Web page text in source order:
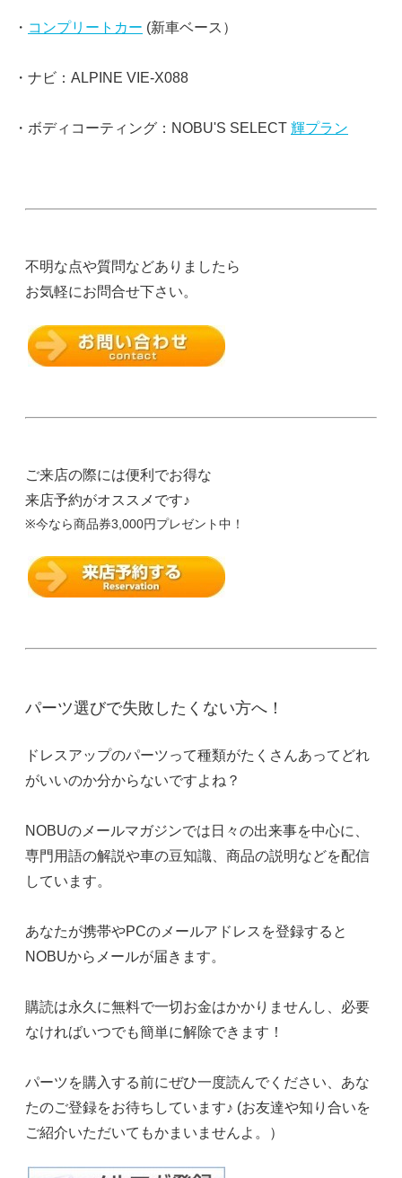
・ コンプリートカー (新車ベース）
・ナビ：ALPINE VIE-X088
・ボディコーティング：NOBU'S SELECT 輝プラン
不明な点や質問などありましたら
お気軽にお問合せ下さい。
ご来店の際には便利でお得な
来店予約がオススメです♪
※今なら商品券3,000円プレゼント中！
パーツ選びで失敗したくない方へ！
ドレスアップのパーツって種類がたくさんあってどれ
がいいのか分からないですよね？
NOBUのメールマガジンでは日々の出来事を中心に、
専門用語の解説や車の豆知識、商品の説明などを配信
しています。
あなたが携帯やPCのメールアドレスを登録すると
NOBUからメールが届きます。
購読は永久に無料で一切お金はかかりませんし、必要
なければいつでも簡単に解除できます！
パーツを購入する前にぜひ一度読んでください、あな
たのご登録をお待ちしています♪ (お友達や知り合いを
ご紹介いただいてもかまいませんよ。）